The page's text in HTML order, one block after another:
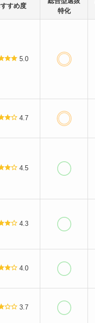
すめ度
特化
5.0
4.7
4.5
4.3
4.0
3.7